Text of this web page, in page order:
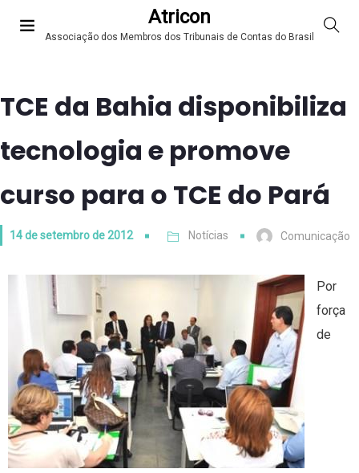
Atricon
Associação dos Membros dos Tribunais de Contas do Brasil
TCE da Bahia disponibiliza
tecnologia e promove
curso para o TCE do Pará
14 de setembro de 2012 Notícias Comunicação
Por
força
de